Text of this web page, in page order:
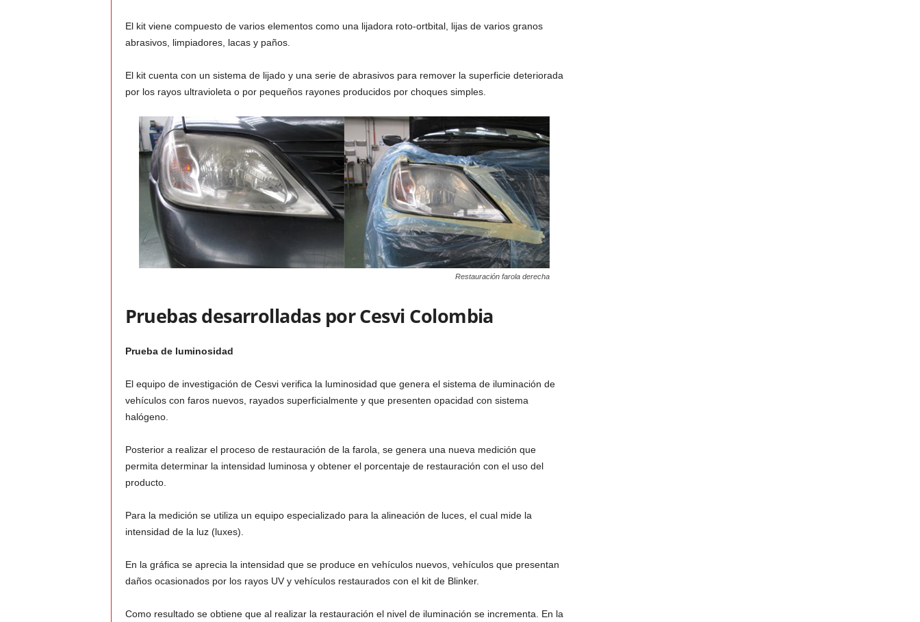
El kit viene compuesto de varios elementos como una lijadora roto-ortbital, lijas de varios granos
abrasivos, limpiadores, lacas y paños.
El kit cuenta con un sistema de lijado y una serie de abrasivos para remover la superficie deteriorada
por los rayos ultravioleta o por pequeños rayones producidos por choques simples.
Restauración farola derecha
Pruebas desarrolladas por Cesvi Colombia
Prueba de luminosidad
El equipo de investigación de Cesvi verifica la luminosidad que genera el sistema de iluminación de
vehículos con faros nuevos, rayados superficialmente y que presenten opacidad con sistema
halógeno.
Posterior a realizar el proceso de restauración de la farola, se genera una nueva medición que
permita determinar la intensidad luminosa y obtener el porcentaje de restauración con el uso del
producto.
Para la medición se utiliza un equipo especializado para la alineación de luces, el cual mide la
intensidad de la luz (luxes).
En la gráfica se aprecia la intensidad que se produce en vehículos nuevos, vehículos que presentan
daños ocasionados por los rayos UV y vehículos restaurados con el kit de Blinker.
Como resultado se obtiene que al realizar la restauración el nivel de iluminación se incrementa. En la